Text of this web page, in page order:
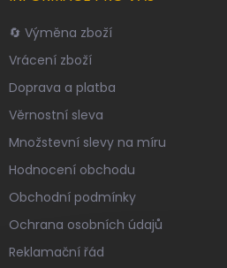
🔄 Výměna zboží
Vrácení zboží
Doprava a platba
Věrnostní sleva
Množstevní slevy na míru
Hodnocení obchodu
Obchodní podmínky
Ochrana osobních údajů
Reklamační řád